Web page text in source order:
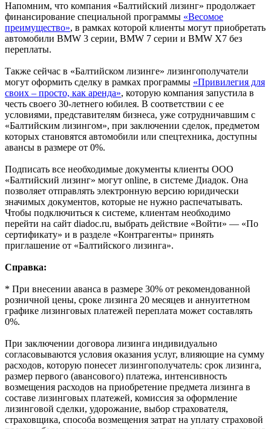
Напомним, что компания «Балтийский лизинг» продолжает
финансирование специальной программы «Весомое
преимущество», в рамках которой клиенты могут приобретать
автомобили BMW 3 серии, BMW 7 серии и BMW X7 без
переплаты.
Также сейчас в «Балтийском лизинге» лизингополучатели
могут оформить сделку в рамках программы «Привилегия для
своих – просто, как аренда», которую компания запустила в
честь своего 30-летнего юбилея. В соответствии с ее
условиями, представителям бизнеса, уже сотрудничавшим с
«Балтийским лизингом», при заключении сделок, предметом
которых становятся автомобили или спецтехника, доступны
авансы в размере от 0%.
Подписать все необходимые документы клиенты ООО
«Балтийский лизинг» могут online, в системе Диадок. Она
позволяет отправлять электронную версию юридически
значимых документов, которые не нужно распечатывать.
Чтобы подключиться к системе, клиентам необходимо
перейти на сайт diadoc.ru, выбрать действие «Войти» — «По
сертификату» и в разделе «Контрагенты» принять
приглашение от «Балтийского лизинга».
Справка:
* При внесении аванса в размере 30% от рекомендованной
розничной цены, сроке лизинга 20 месяцев и аннуитетном
графике лизинговых платежей переплата может составлять
0%.
При заключении договора лизинга индивидуально
согласовываются условия оказания услуг, влияющие на сумму
расходов, которую понесет лизингополучатель: срок лизинга,
размер первого (авансового) платежа, интенсивность
возмещения расходов на приобретение предмета лизинга в
составе лизинговых платежей, комиссия за оформление
лизинговой сделки, удорожание, выбор страхователя,
страховщика, способа возмещения затрат на уплату страховой